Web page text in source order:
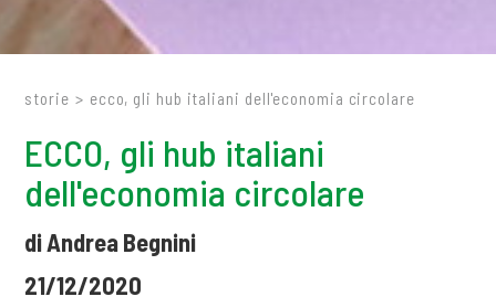
storie > ecco, gli hub italiani dell'economia circolare
ECCO, gli hub italiani
dell'economia circolare
di Andrea Begnini
21/12/2020